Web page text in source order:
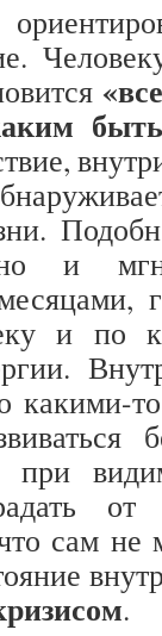
и
и по
какими-
от
сам не
.